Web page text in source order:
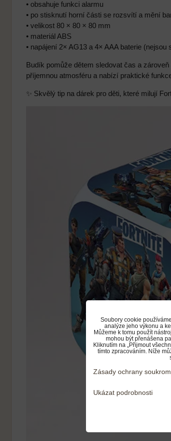
• obsahuje funkci alarmu
• po stisknutí horní části se rozsvítí a mění
• velikost 80 × 80 × 80 mm
• materiál ABS
• napájení 2× AG13 a 4× AAA baterie (nejsou
Budík pomůže dětem sledovat čas a
příjemnou atmosféru a nabízí praktické
✨ Skvělý tip na dárek pro děti, které milují
Soubory cookie
analýze jeho výkonu a
Můžeme k tomu použít
mohou být přenášena
Kliknutím na „Přijmout
tímto zpracováním. Níže
Zásady ochrany
Ukázat podrobnosti